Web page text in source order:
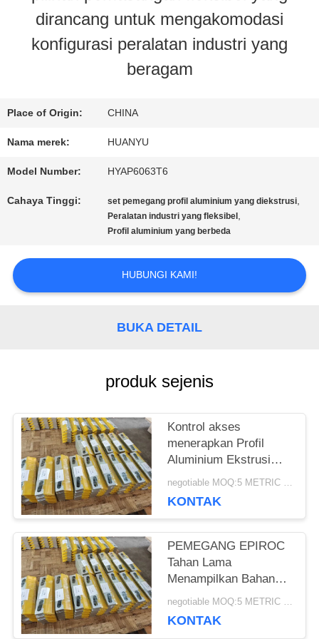
KONTROL
KUALITAS
HUBUNGI
KAMI
BERITA
PENAWARAN
KEBIJAKAN
PRIBADI
dirancang untuk mengakomodasi
konfigurasi peralatan industri yang
beragam
Place of Origin: CHINA
Nama merek: HUANYU
Model Number: HYAP6063T6
Cahaya Tinggi: set pemegang profil aluminium yang diekstrusi,
Peralatan industri yang fleksibel ,
Profil aluminium yang berbeda
HUBUNGI KAMI!
BUKA DETAIL
produk sejenis
Kontrol akses
menerapkan Profil
Aluminium Ekstrusi
yang dirancang untuk
konsisten dalam
skala besar
negotiable MOQ:5 METRIC TONS
KONTAK
PEMEGANG EPIROC
Tahan Lama
Menampilkan Bahan
Tahan Korosi
Pakai Lebih Lama
negotiable MOQ:5 METRIC TONS
KONTAK